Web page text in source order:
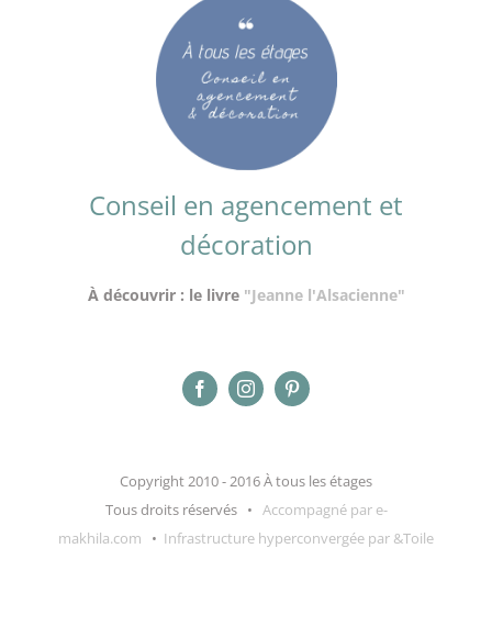
Conseil en agencement et
décoration
À découvrir : le livre "Jeanne l'Alsacienne"
Copyright 2010 - 2016 À tous les étages
Tous droits réservés • Accompagné par e-
makhila.com • Infrastructure hyperconvergée par &Toile